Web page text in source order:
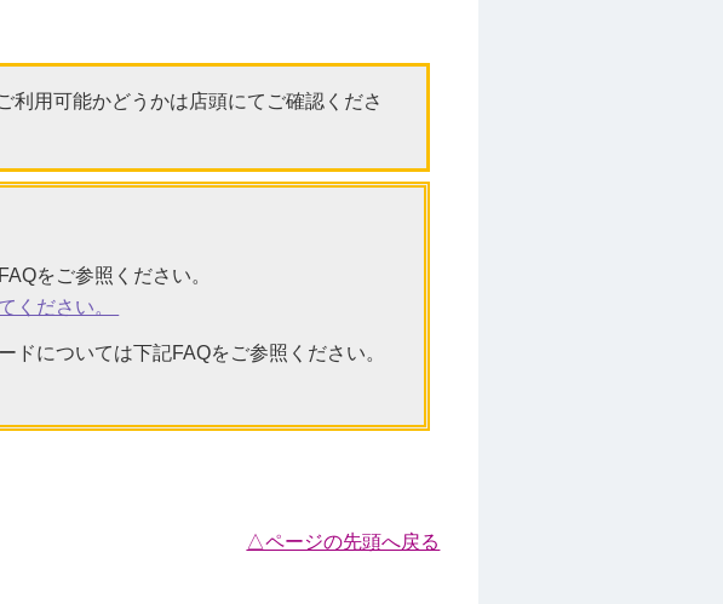
利用可能かどうかは店頭にてご確認くださ
をご参照ください。
ください。
については下記FAQをご参照ください。
△ページの先頭へ戻る